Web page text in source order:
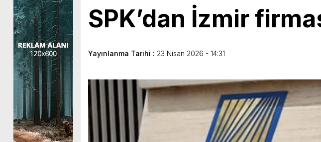
SPK’dan İzmir
Yayınlanma Tarihi : 23 Nisan 2026 - 14:31